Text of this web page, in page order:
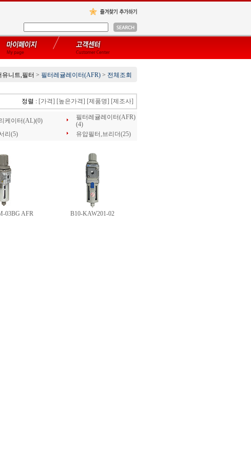
유니트,필터 > 필터레귤레이터(AFR) > 전체조회
정렬 : [가격] [높은가격] [제품명] [제조사]
케이터(AL)(0)
필터레귤레이터(AFR)
(4)
리(5) 유압필터,브리더(25)
03BG AFR B10-KAW201-02